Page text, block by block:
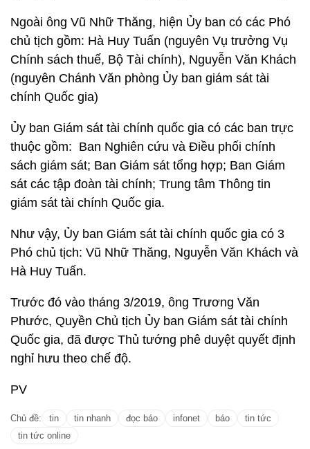
Ngoài ông Vũ Nhữ Thăng, hiện Ủy ban có các Phó
chủ tịch gồm: Hà Huy Tuấn (nguyên Vụ trưởng Vụ
Chính sách thuế, Bộ Tài chính), Nguyễn Văn Khách
(nguyên Chánh Văn phòng Ủy ban giám sát tài
chính Quốc gia)
Ủy ban Giám sát tài chính quốc gia có các ban trực
thuộc gồm: Ban Nghiên cứu và Điều phối chính
sách giám sát; Ban Giám sát tổng hợp; Ban Giám
sát các tập đoàn tài chính; Trung tâm Thông tin
giám sát tài chính Quốc gia.
Như vậy, Ủy ban Giám sát tài chính quốc gia có 3
Phó chủ tịch: Vũ Nhữ Thăng, Nguyễn Văn Khách và
Hà Huy Tuấn.
Trước đó vào tháng 3/2019, ông Trương Văn
Phước, Quyền Chủ tịch Ủy ban Giám sát tài chính
Quốc gia, đã được Thủ tướng phê duyệt quyết định
nghỉ hưu theo chế độ.
PV
Chủ đề: tin tin nhanh đọc báo infonet báo
tin tức
tin tức online